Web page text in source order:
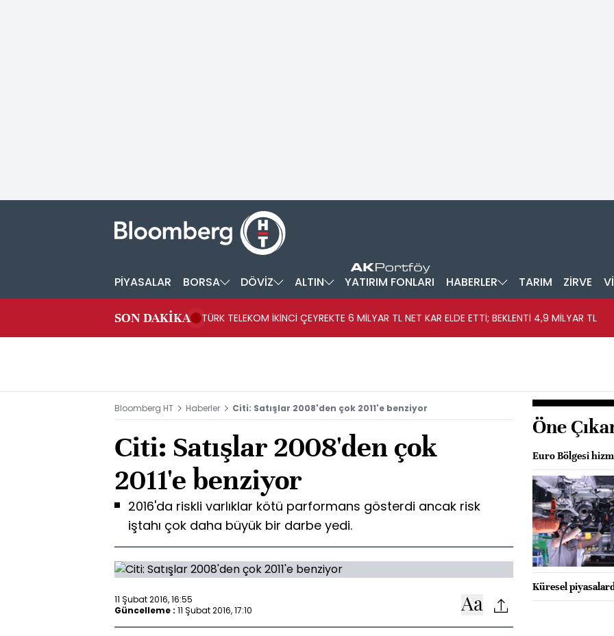
PİYASALAR BORSA DÖVİZ ALTIN YATIRIM FONLARI HABERLER TARIM ZİRVE
SON DAKİKA TÜRK TELEKOM İKİNCİ ÇEYREKTE 6 MİLYAR TL NET KAR ELDE ETTİ; BEKLENTİ 4,9 MİLYAR TL
Bloomberg HT Haberler Citi: Satışlar 2008'den çok 2011'e benziyor
Citi: Satışlar 2008'den çok
2011'e benziyor
2016'da riskli varlıklar kötü parformans gösterdi ancak risk
iştahı çok daha büyük bir darbe yedi.
11 Şubat 2016, 16:55
Güncelleme : 11 Şubat 2016, 17:10
Öne
Euro Bölgesi
Küresel